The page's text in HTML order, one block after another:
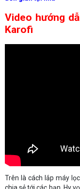
Video hướng
Karofi
Trên là cách lắp máy